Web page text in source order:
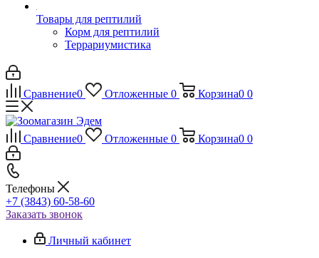
Товары для рептилий
Корм для рептилий
Террариумистика
Сравнение0 Отложенные 0 Корзина0 0
Сравнение0 Отложенные 0 Корзина0 0
Телефоны
+7 (3843) 60-58-60
Заказать звонок
Личный кабинет